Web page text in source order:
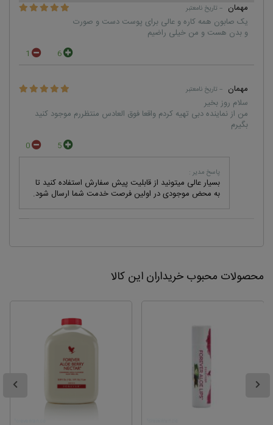
مهمان – تاریخ نامعتبر
یک صابون همه کاره و عالی برای پوست دست و صورت
و بدن هست و من خیلی راضیم
6
1
مهمان – تاریخ نامعتبر
سلام روز بخیر
من از نماینده دبی تهیه کردم واقعا فوق العادس منتظررم موجود کنید
بگیرم
5
0
پاسخ مدیر :
بسیار عالی میتونید از قابلیت پیش سفارش استفاده کنید تا
به محض موجودی در اولین فرصت خدمت شما ارسال شود.
محصولات محبوب خریداران این کالا